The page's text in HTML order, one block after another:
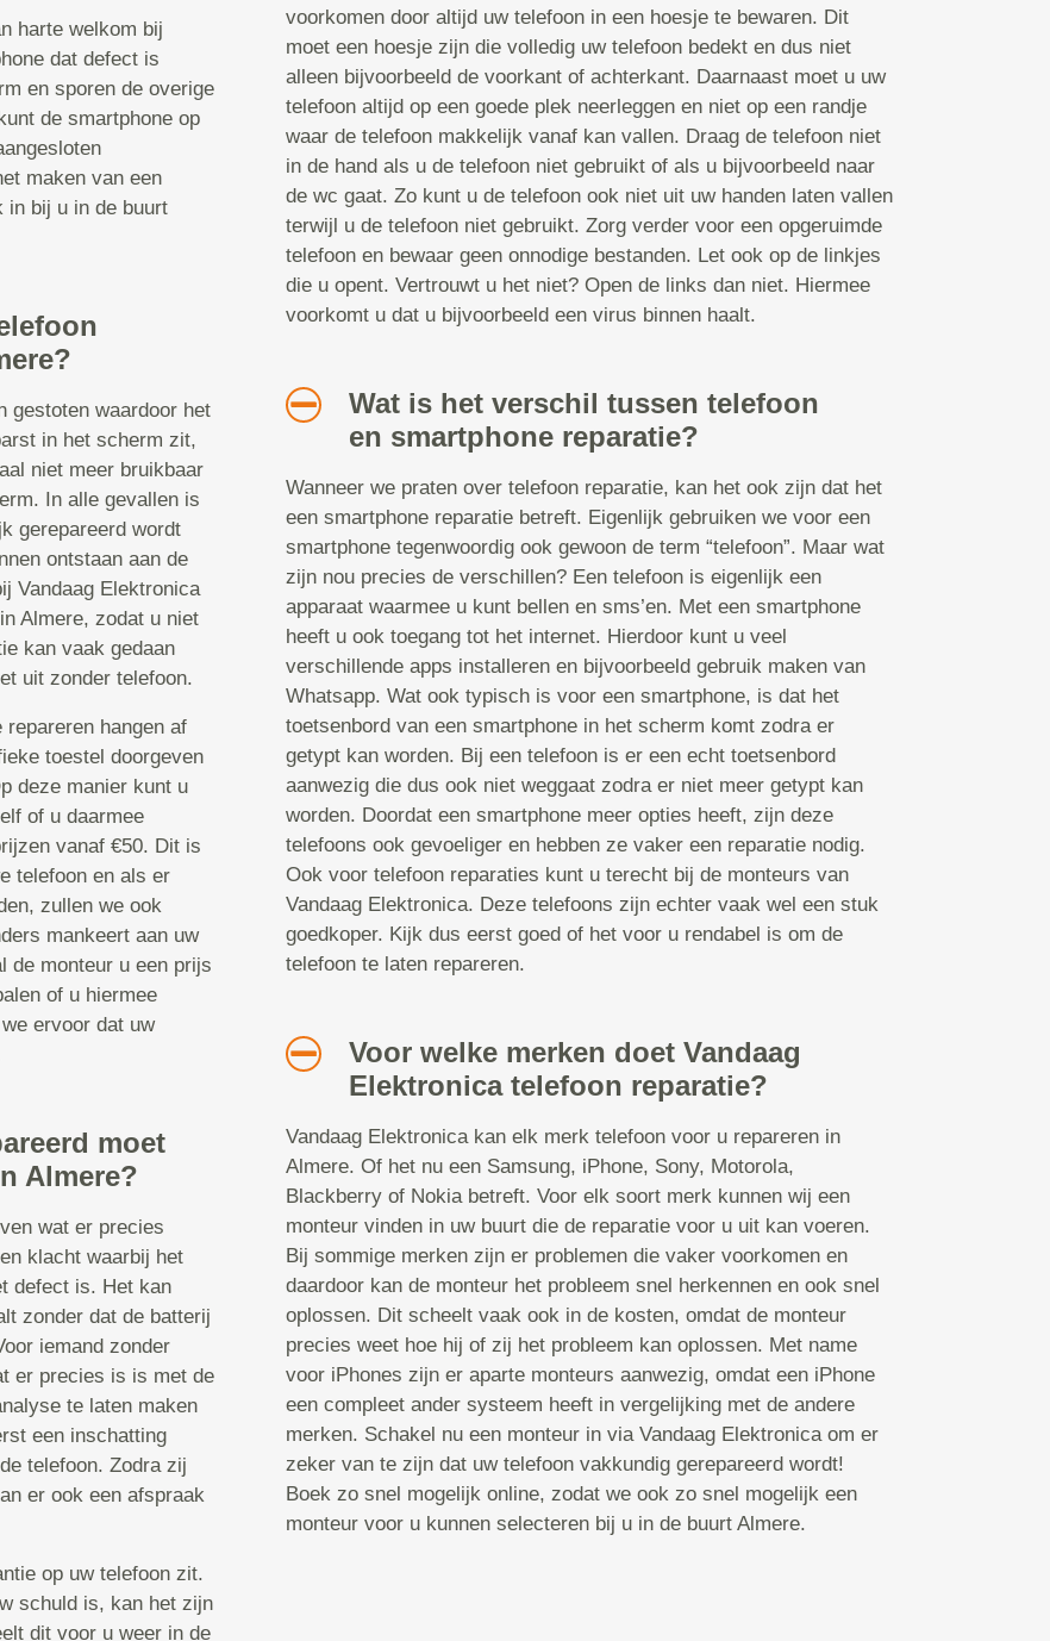
harte welkom bij
dat defect is
en sporen de overige
de smartphone op
maken van een
in bij u in de buurt
gestoten waardoor het
in het scherm zit,
niet meer bruikbaar
In alle gevallen is
gerepareerd wordt
ontstaan aan de
Vandaag Elektronica
Almere, zodat u niet
kan vaak gedaan
uit zonder telefoon.
hangen af
toestel doorgeven
deze manier kunt u
of u daarmee
vanaf €50. Dit is
telefoon en als er
zullen we ook
mankeert aan uw
de monteur u een prijs
of u hiermee
ervoor dat uw
moet
Almere?
wat er precies
klacht waarbij het
defect is. Het kan
zonder dat de batterij
iemand zonder
er precies is is met de
te laten maken
een inschatting
telefoon. Zodra zij
er ook een afspraak
op uw telefoon zit.
schuld is, kan het zijn
dit voor u weer in de
voorkomen door altijd uw telefoon in een hoesje te bewaren. Dit
moet een hoesje zijn die volledig uw telefoon bedekt en dus niet
alleen bijvoorbeeld de voorkant of achterkant. Daarnaast moet u uw
telefoon altijd op een goede plek neerleggen en niet op een randje
waar de telefoon makkelijk vanaf kan vallen. Draag de telefoon niet
in de hand als u de telefoon niet gebruikt of als u bijvoorbeeld naar
de wc gaat. Zo kunt u de telefoon ook niet uit uw handen laten vallen
terwijl u de telefoon niet gebruikt. Zorg verder voor een opgeruimde
telefoon en bewaar geen onnodige bestanden. Let ook op de linkjes
die u opent. Vertrouwt u het niet? Open de links dan niet. Hiermee
voorkomt u dat u bijvoorbeeld een virus binnen haalt.
Wat is het verschil tussen telefoon
en smartphone reparatie?
Wanneer we praten over telefoon reparatie, kan het ook zijn dat het
een smartphone reparatie betreft. Eigenlijk gebruiken we voor een
smartphone tegenwoordig ook gewoon de term “telefoon”. Maar wat
zijn nou precies de verschillen? Een telefoon is eigenlijk een
apparaat waarmee u kunt bellen en sms’en. Met een smartphone
heeft u ook toegang tot het internet. Hierdoor kunt u veel
verschillende apps installeren en bijvoorbeeld gebruik maken van
Whatsapp. Wat ook typisch is voor een smartphone, is dat het
toetsenbord van een smartphone in het scherm komt zodra er
getypt kan worden. Bij een telefoon is er een echt toetsenbord
aanwezig die dus ook niet weggaat zodra er niet meer getypt kan
worden. Doordat een smartphone meer opties heeft, zijn deze
telefoons ook gevoeliger en hebben ze vaker een reparatie nodig.
Ook voor telefoon reparaties kunt u terecht bij de monteurs van
Vandaag Elektronica. Deze telefoons zijn echter vaak wel een stuk
goedkoper. Kijk dus eerst goed of het voor u rendabel is om de
telefoon te laten repareren.
Voor welke merken doet Vandaag
Elektronica telefoon reparatie?
Vandaag Elektronica kan elk merk telefoon voor u repareren in
Almere. Of het nu een Samsung, iPhone, Sony, Motorola,
Blackberry of Nokia betreft. Voor elk soort merk kunnen wij een
monteur vinden in uw buurt die de reparatie voor u uit kan voeren.
Bij sommige merken zijn er problemen die vaker voorkomen en
daardoor kan de monteur het probleem snel herkennen en ook snel
oplossen. Dit scheelt vaak ook in de kosten, omdat de monteur
precies weet hoe hij of zij het probleem kan oplossen. Met name
voor iPhones zijn er aparte monteurs aanwezig, omdat een iPhone
een compleet ander systeem heeft in vergelijking met de andere
merken. Schakel nu een monteur in via Vandaag Elektronica om er
zeker van te zijn dat uw telefoon vakkundig gerepareerd wordt!
Boek zo snel mogelijk online, zodat we ook zo snel mogelijk een
monteur voor u kunnen selecteren bij u in de buurt Almere.